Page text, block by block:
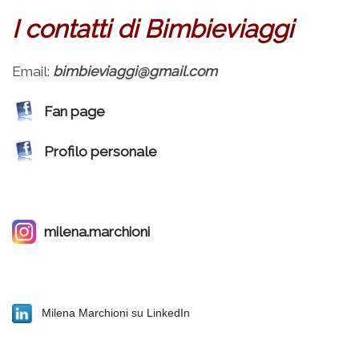
I contatti di Bimbieviaggi
Email: bimbieviaggi@gmail.com
Fan page
Profilo personale
milena.marchioni
Milena Marchioni su LinkedIn